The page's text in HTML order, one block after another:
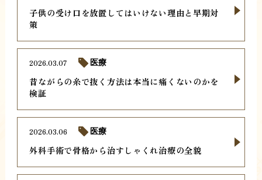
子供の受け口を放置してはいけない理由と早期対
策
昔ながらの糸で抜く方法は本当に痛くないのかを
検証
2026.03.07 医療
外科手術で骨格から治すしゃくれ治療の全貌
2026.03.06 医療